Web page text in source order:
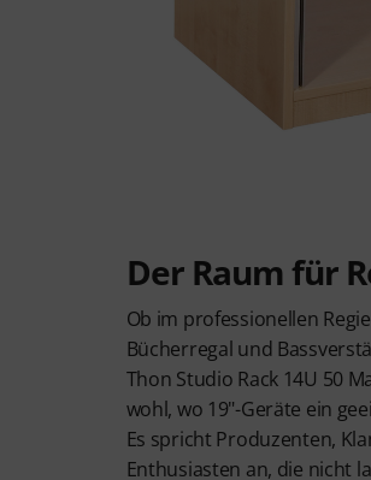
Der Raum für
Ob im professionellen
Bücherregal und
Thon Studio Rack 14U 50
wohl, wo 19"-Geräte ein
Es spricht Produzenten,
Enthusiasten an, die nicht